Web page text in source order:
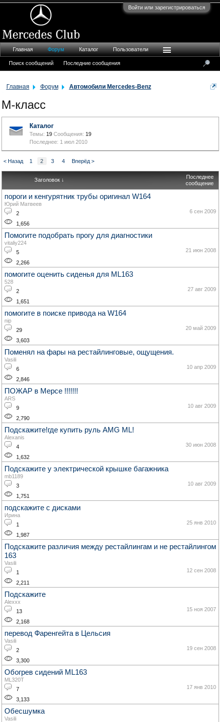
Войти или зарегистрироваться
Главная Форум Автомобили Mercedes-Benz
M-класс
Каталог
Темы: 19 Сообщения: 19
1 июл 2010
< Назад 1 2 3 4 Вперёд >
Заголовок ↓
Последнее
сообщение
пороги и кенгурятник трубы оригинал W164
Юрий Матвеев
2
1,656
6 сен 2009
Помогите подобрать прогу для диагностики
vitaliy224
5
2,266
21 июн 2008
помогите оценить сиденья для ML163
528
2
1,651
27 авг 2009
помогите в поиске привода на W164
nip
29
3,603
20 май 2009
Поменял на фары на рестайлинговые, ощущения.
Vasili
6
2,846
10 апр 2009
ПОЖАР в Мерсе !!!!!!!
ARS
9
2,790
10 авг 2009
Подскажите!где купить руль AMG ML!
Alexanis
4
1,632
30 июн 2008
Подскажите у электрической крышке багажника
mb1189
3
1,751
10 авг 2009
подскажите с дисками
Ирина
1
1,987
25 янв 2010
Подскажите различия между рестайлингам и не рестайлингом
163
Vasili
1
2,211
12 сен 2008
Подскажите
Alexxx
13
2,168
15 ноя 2007
перевод Фаренгейта в Цельсия
Vasili
2
3,300
19 сен 2008
Обогрев сидений ML163
ML320T
7
3,133
17 янв 2010
Обесшумка
Vasili
Главная Форум
Поиск сообщений Последние сообщения
Каталог Пользователи